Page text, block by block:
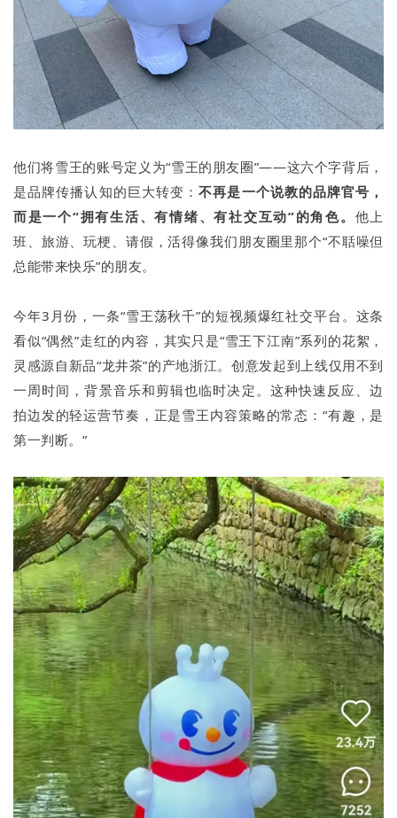
他们将雪王的账号定义为“雪王的朋友圈”——这六个字背后，
是品牌传播认知的巨大转变：不再是一个说教的品牌官号，
而是一个“拥有生活、有情绪、有社交互动”的角色。 他上
班、旅游、玩梗、请假，活得像我们朋友圈里那个“不聒噪但
总能带来快乐”的朋友。
今年3月份，一条“雪王荡秋千”的短视频爆红社交平台。这条
看似“偶然”走红的内容，其实只是“雪王下江南”系列的花絮，
灵感源自新品“龙井茶”的产地浙江。创意发起到上线仅用不到
一周时间，背景音乐和剪辑也临时决定。这种快速反应、边
拍边发的轻运营节奏，正是雪王内容策略的常态：“有趣，是
第一判断。”